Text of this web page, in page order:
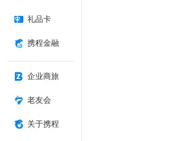
礼品卡
携程金融
企业商旅
老友会
关于携程